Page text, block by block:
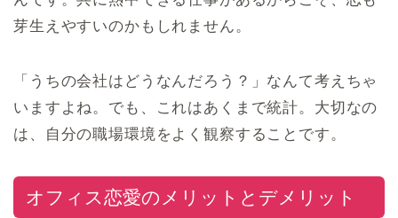
芽生えやすいのかもしれません。
「うちの会社はどうなんだろう？」なんて考えちゃ
いますよね。でも、これはあくまで統計。大切なの
は、自分の職場環境をよく観察することです。
オフィス恋愛のメリットとデメリット